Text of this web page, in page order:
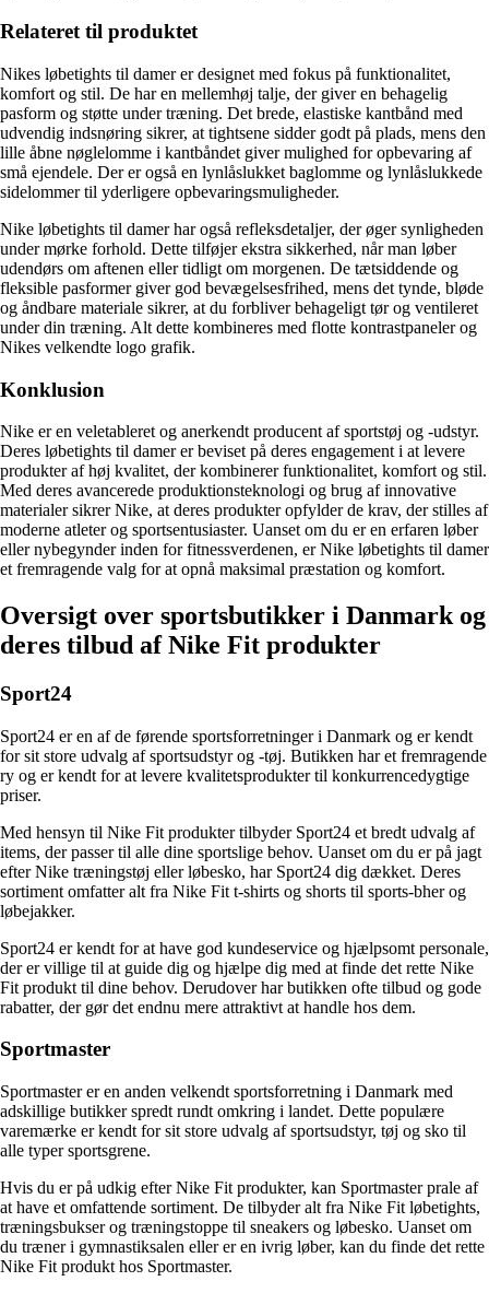
Relateret til produktet
Nikes løbetights til damer er designet med fokus på funktionalitet,
komfort og stil. De har en mellemhøj talje, der giver en behagelig
pasform og støtte under træning. Det brede, elastiske kantbånd med
udvendig indsnøring sikrer, at tightsene sidder godt på plads, mens den
lille åbne nøglelomme i kantbåndet giver mulighed for opbevaring af
små ejendele. Der er også en lynlåslukket baglomme og lynlåslukkede
sidelommer til yderligere opbevaringsmuligheder.
Nike løbetights til damer har også refleksdetaljer, der øger synligheden
under mørke forhold. Dette tilføjer ekstra sikkerhed, når man løber
udendørs om aftenen eller tidligt om morgenen. De tætsiddende og
fleksible pasformer giver god bevægelsesfrihed, mens det tynde, bløde
og åndbare materiale sikrer, at du forbliver behageligt tør og ventileret
under din træning. Alt dette kombineres med flotte kontrastpaneler og
Nikes velkendte logo grafik.
Konklusion
Nike er en veletableret og anerkendt producent af sportstøj og -udstyr.
Deres løbetights til damer er beviset på deres engagement i at levere
produkter af høj kvalitet, der kombinerer funktionalitet, komfort og stil.
Med deres avancerede produktionsteknologi og brug af innovative
materialer sikrer Nike, at deres produkter opfylder de krav, der stilles af
moderne atleter og sportsentusiaster. Uanset om du er en erfaren løber
eller nybegynder inden for fitnessverdenen, er Nike løbetights til damer
et fremragende valg for at opnå maksimal præstation og komfort.
Oversigt over sportsbutikker i Danmark og
deres tilbud af Nike Fit produkter
Sport24
Sport24 er en af ​​de førende sportsforretninger i Danmark og er kendt
for sit store udvalg af sportsudstyr og -tøj. Butikken har et fremragende
ry og er kendt for at levere kvalitetsprodukter til konkurrencedygtige
priser.
Med hensyn til Nike Fit produkter tilbyder Sport24 et bredt udvalg af
items, der passer til alle dine sportslige behov. Uanset om du er på jagt
efter Nike træningstøj eller løbesko, har Sport24 dig dækket. Deres
sortiment omfatter alt fra Nike Fit t-shirts og shorts til sports-bher og
løbejakker.
Sport24 er kendt for at have god kundeservice og hjælpsomt personale,
der er villige til at guide dig og hjælpe dig med at finde det rette Nike
Fit produkt til dine behov. Derudover har butikken ofte tilbud og gode
rabatter, der gør det endnu mere attraktivt at handle hos dem.
Sportmaster
Sportmaster er en anden velkendt sportsforretning i Danmark med
adskillige butikker spredt rundt omkring i landet. Dette populære
varemærke er kendt for sit store udvalg af sportsudstyr, tøj og sko til
alle typer sportsgrene.
Hvis du er på udkig efter Nike Fit produkter, kan Sportmaster prale af
at have et omfattende sortiment. De tilbyder alt fra Nike Fit løbetights,
træningsbukser og træningstoppe til sneakers og løbesko. Uanset om
du træner i gymnastiksalen eller er en ivrig løber, kan du finde det rette
Nike Fit produkt hos Sportmaster.